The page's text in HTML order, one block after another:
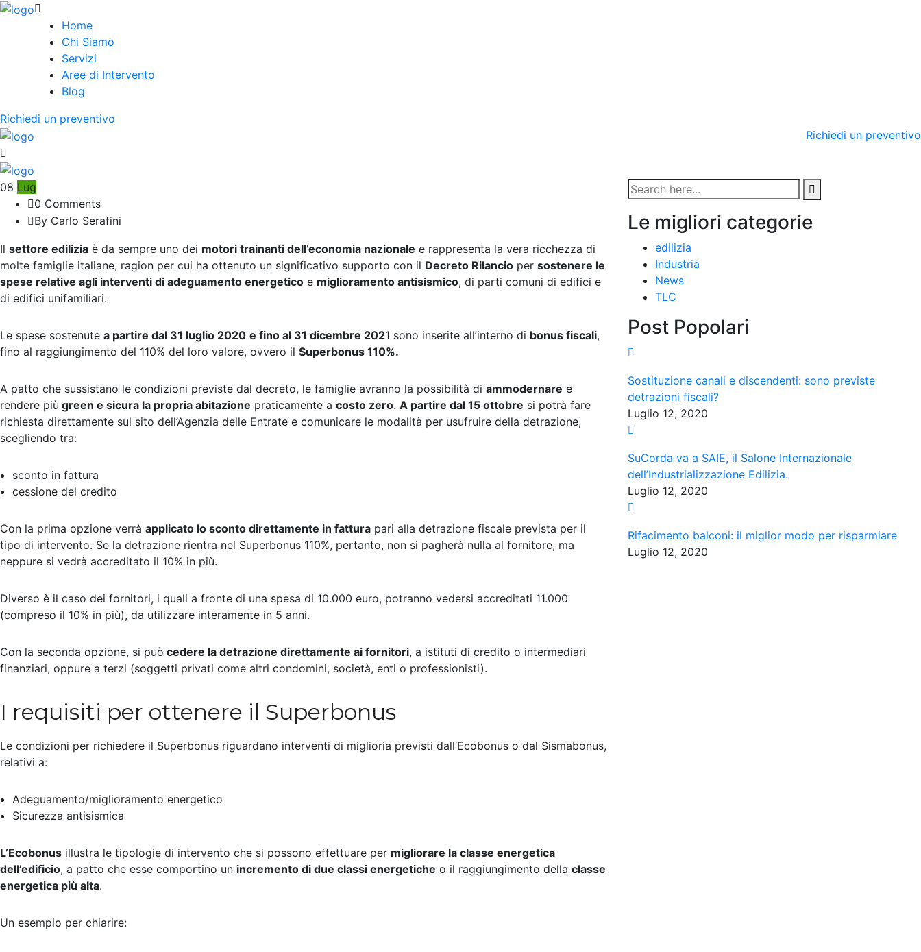
Home
Chi Siamo
Servizi
Aree di Intervento
Blog
Richiedi un preventivo
Richiedi un preventivo
08 Lug
0 Comments
By Carlo Serafini
Il settore edilizia è da sempre uno dei motori trainanti dell’economia nazionale e rappresenta la vera ricchezza di
molte famiglie italiane, ragion per cui ha ottenuto un significativo supporto con il Decreto Rilancio per sostenere le
spese relative agli interventi di adeguamento energetico e miglioramento antisismico, di parti comuni di edifici e
di edifici unifamiliari.
Le spese sostenute a partire dal 31 luglio 2020 e fino al 31 dicembre 2021 sono inserite all’interno di bonus fiscali,
fino al raggiungimento del 110% del loro valore, ovvero il Superbonus 110%.
A patto che sussistano le condizioni previste dal decreto, le famiglie avranno la possibilità di ammodernare e
rendere più green e sicura la propria abitazione praticamente a costo zero. A partire dal 15 ottobre si potrà fare
richiesta direttamente sul sito dell’Agenzia delle Entrate e comunicare le modalità per usufruire della detrazione,
scegliendo tra:
sconto in fattura
cessione del credito
Con la prima opzione verrà applicato lo sconto direttamente in fattura pari alla detrazione fiscale prevista per il
tipo di intervento. Se la detrazione rientra nel Superbonus 110%, pertanto, non si pagherà nulla al fornitore, ma
neppure si vedrà accreditato il 10% in più.
Diverso è il caso dei fornitori, i quali a fronte di una spesa di 10.000 euro, potranno vedersi accreditati 11.000
(compreso il 10% in più), da utilizzare interamente in 5 anni.
Con la seconda opzione, si può cedere la detrazione direttamente ai fornitori, a istituti di credito o intermediari
finanziari, oppure a terzi (soggetti privati come altri condomini, società, enti o professionisti).
I requisiti per ottenere il Superbonus
Le condizioni per richiedere il Superbonus riguardano interventi di miglioria previsti dall’Ecobonus o dal Sismabonus,
relativi a:
Adeguamento/miglioramento energetico
Sicurezza antisismica
L’Ecobonus illustra le tipologie di intervento che si possono effettuare per migliorare la classe energetica
dell’edificio, a patto che esse comportino un incremento di due classi energetiche o il raggiungimento della classe
energetica più alta.
Un esempio per chiarire:
Le migliori categorie
edilizia
Industria
News
TLC
Post Popolari
Sostituzione canali e discendenti: sono previste
detrazioni fiscali?
Luglio 12, 2020
SuCorda va a SAIE, il Salone Internazionale
dell’Industrializzazione Edilizia.
Luglio 12, 2020
Rifacimento balconi: il miglior modo per risparmiare
Luglio 12, 2020